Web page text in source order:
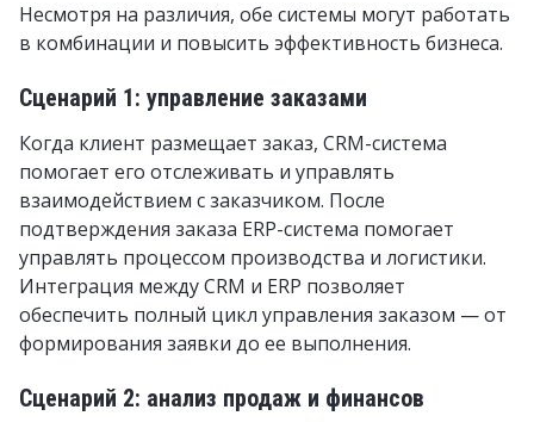
Несмотря на различия, обе системы могут работать
в комбинации и повысить эффективность бизнеса.
Сценарий 1: управление заказами
Когда клиент размещает заказ, CRM-система
помогает его отслеживать и управлять
взаимодействием с заказчиком. После
подтверждения заказа ERP-система помогает
управлять процессом производства и логистики.
Интеграция между CRM и ERP позволяет
обеспечить полный цикл управления заказом — от
формирования заявки до ее выполнения.
Сценарий 2: анализ продаж и финансов